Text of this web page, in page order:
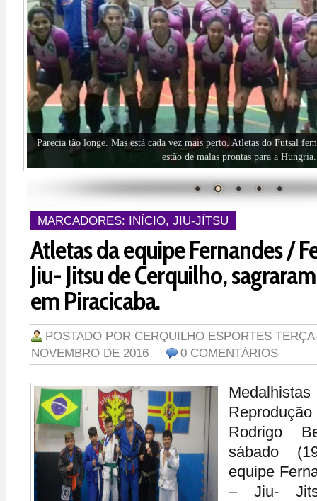
Basquete Cerquilho é vice-campeão!
MARCADORES: INÍCIO, JIU-JÍTSU
Atletas da equipe Fernandes /
Jiu- Jitsu de Cerquilho,
em Piracicaba.
POSTADO POR CERQUILHO ESPORTES
NOVEMBRO DE 2016
0 COMENTÁRIOS
Rodrigo
sábado
equipe
– Jiu-